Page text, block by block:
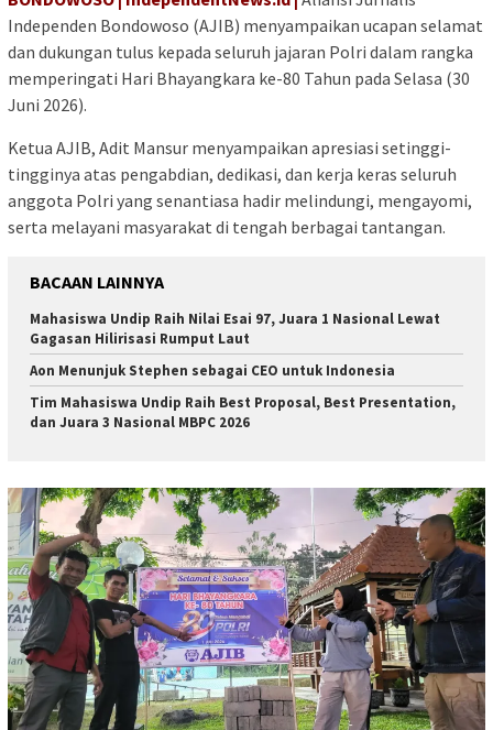
Independen Bondowoso (AJIB) menyampaikan ucapan selamat
dan dukungan tulus kepada seluruh jajaran Polri dalam rangka
memperingati Hari Bhayangkara ke-80 Tahun pada Selasa (30
Juni 2026).
Ketua AJIB, Adit Mansur menyampaikan apresiasi setinggi-
tingginya atas pengabdian, dedikasi, dan kerja keras seluruh
anggota Polri yang senantiasa hadir melindungi, mengayomi,
serta melayani masyarakat di tengah berbagai tantangan.
BACAAN LAINNYA
Mahasiswa Undip Raih Nilai Esai 97, Juara 1 Nasional Lewat
Gagasan Hilirisasi Rumput Laut
Aon Menunjuk Stephen sebagai CEO untuk Indonesia
Tim Mahasiswa Undip Raih Best Proposal, Best Presentation,
dan Juara 3 Nasional MBPC 2026